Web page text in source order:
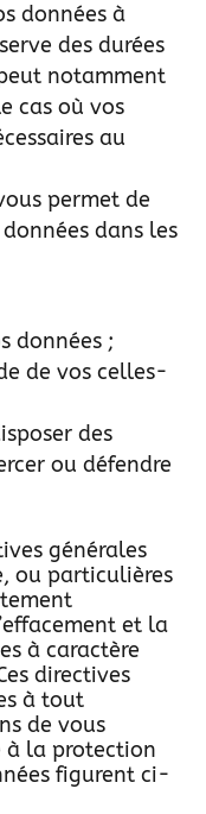
données à
des durées
notamment
cas où vos
au
permet de
dans les
données ;
de vos celles-
des
ou défendre
générales
ou particulières
et la
à caractère
directives
à tout
de vous
à la protection
figurent ci-